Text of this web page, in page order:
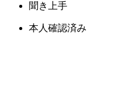
聞き上手
本人確認済み